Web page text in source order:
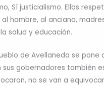
Sí justicialismo. Ellos
hambre, al anciano,
salud y educación.
de Avellaneda se pone
sus gobernadores también
no se van a